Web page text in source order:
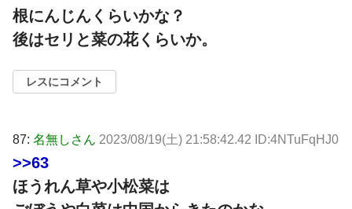
根にんじんくらいかな？
後はセリと菜の花くらいか。
レスにコメント
87: 名無しさん 2023/08/19(土) 21:58:42.42 ID:4NTuFqHJ0
>>63
ほうれん草や小松菜は